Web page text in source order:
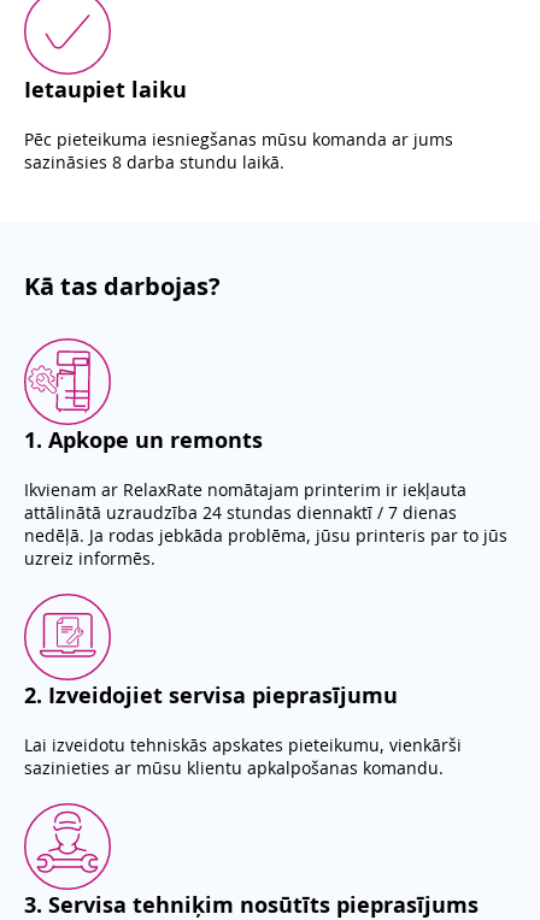
Ietaupiet laiku
Pēc pieteikuma iesniegšanas mūsu komanda ar jums
sazināsies 8 darba stundu laikā.
Kā tas darbojas?
1. Apkope un remonts
Ikvienam ar RelaxRate nomātajam printerim ir iekļauta
attālinātā uzraudzība 24 stundas diennaktī / 7 dienas
nedēļā. Ja rodas jebkāda problēma, jūsu printeris par to jūs
uzreiz informēs.
2. Izveidojiet servisa pieprasījumu
Lai izveidotu tehniskās apskates pieteikumu, vienkārši
sazinieties ar mūsu klientu apkalpošanas komandu.
3. Servisa tehniķim nosūtīts pieprasījums